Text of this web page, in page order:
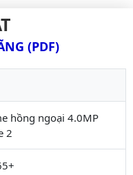
(PDF)
hồng ngoại 4.0MP
2